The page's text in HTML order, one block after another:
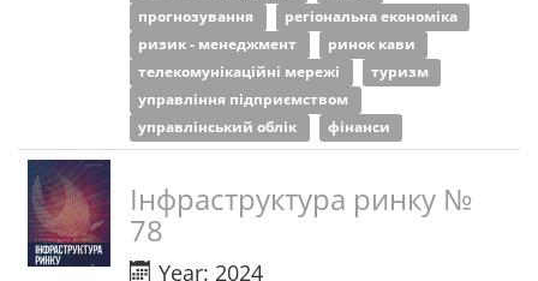
прогнозування
регіональна економіка
ризик - менеджмент
ринок кави
телекомунікаційні мережі
туризм
управління підприємством
управлінський облік
фінанси
Інфраструктура ринку №
78
Year: 2024